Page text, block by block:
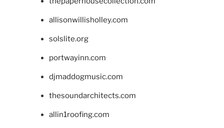
allisonwillisholley.com
solslite.org
portwayinn.com
djmaddogmusic.com
thesoundarchitects.com
allin1roofing.com